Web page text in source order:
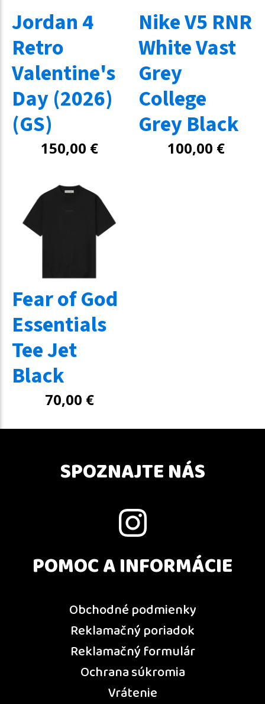
Jordan 4
Retro
Valentine's
Day (2026)
(GS)
150,00 €
Nike V5 RNR
White Vast
Grey
College
Grey Black
100,00 €
Fear of God
Essentials
Tee Jet
Black
70,00 €
SPOZNAJTE NÁS
POMOC A INFORMÁCIE
Obchodné podmienky
Reklamačný poriadok
Reklamačný formulár
Ochrana súkromia
Vrátenie